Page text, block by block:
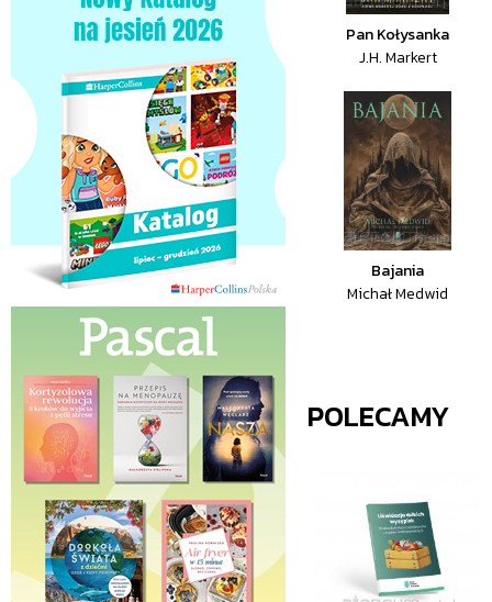
Pan Kołysanka
J.H. Markert
Bajania
Michał Medwid
POLECAMY